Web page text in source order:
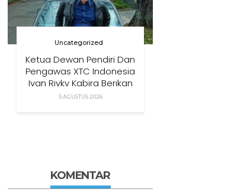
Uncategorized
Ketua Dewan Pendiri Dan
Pengawas XTC Indonesia
Ivan Rivky Kabira Berikan
Peryataan Sikap Terkait
5 AGUSTUS 2026
KOMENTAR